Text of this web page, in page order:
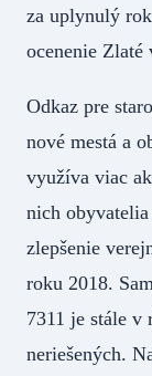
za uplynulý
ocenenie Zlaté
Odkaz pre
nové mestá a
využíva viac
nich
zlepšenie
roku 2018.
7311 je stále v
neriešených.